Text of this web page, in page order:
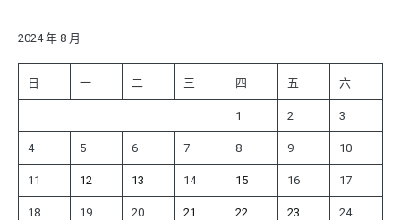
字:
2024 年 8 月
日 一 二 三 四 五 六
1 2 3
4 5 6 7 8 9 10
11 12 13 14 15 16 17
18 19 20 21 22 23 24